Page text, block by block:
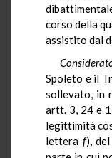
corso della
assistito dal
Spoleto e il
sollevato, in
artt. 3, 24 e
legittimità
lettera f),